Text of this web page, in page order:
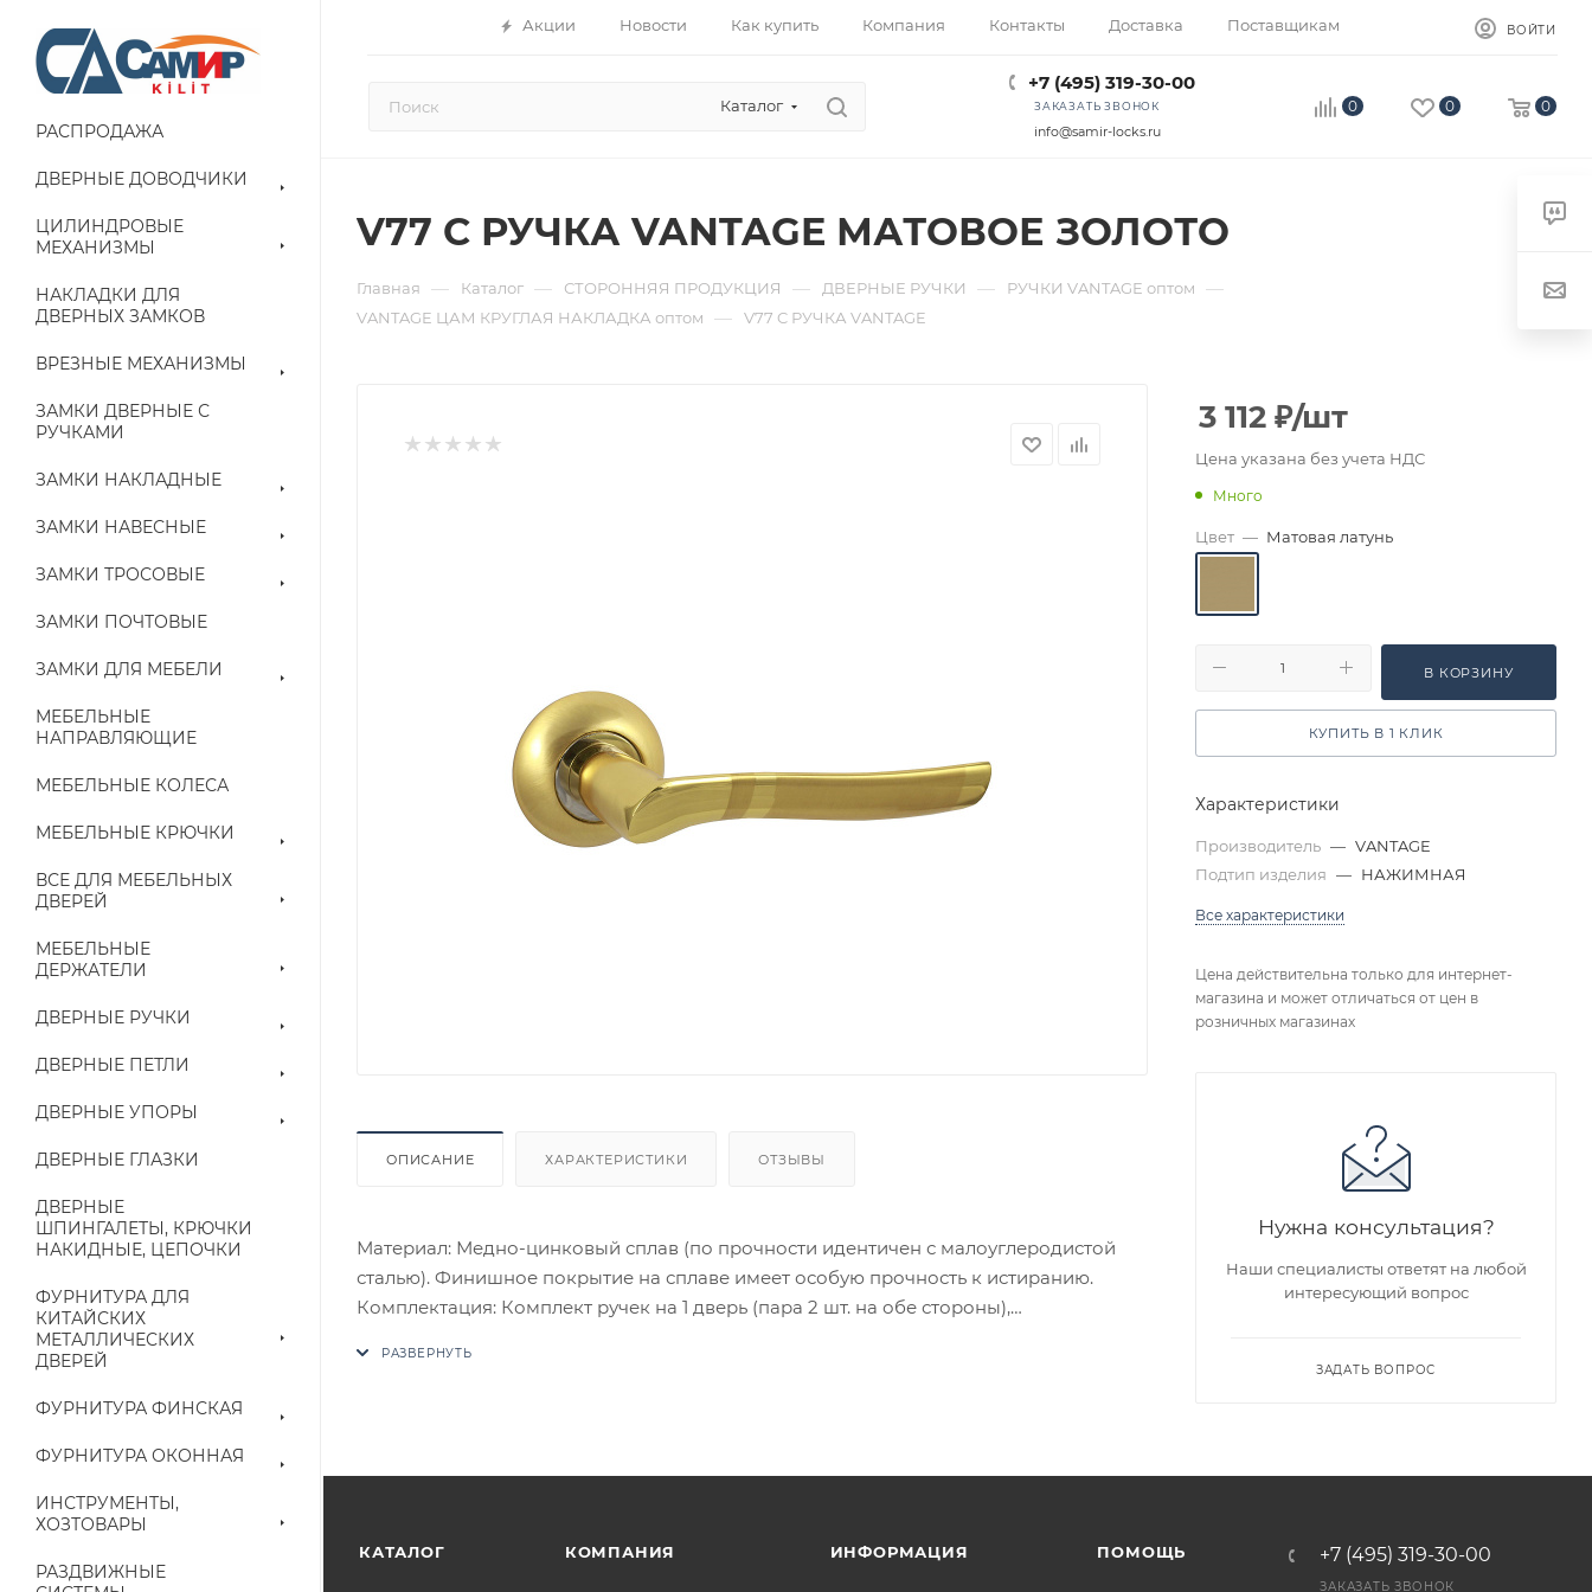
Акции Новости Как купить Компания Контакты Доставка Поставщикам ВОЙТИ
Каталог
+7 (495) 319-30-00
ЗАКАЗАТЬ ЗВОНОК
info@samir-locks.ru
0 0 0
РАСПРОДАЖА
ДВЕРНЫЕ ДОВОДЧИКИ
ЦИЛИНДРОВЫЕ
МЕХАНИЗМЫ
НАКЛАДКИ ДЛЯ
ДВЕРНЫХ ЗАМКОВ
ВРЕЗНЫЕ МЕХАНИЗМЫ
ЗАМКИ ДВЕРНЫЕ С
РУЧКАМИ
ЗАМКИ НАКЛАДНЫЕ
ЗАМКИ НАВЕСНЫЕ
ЗАМКИ ТРОСОВЫЕ
ЗАМКИ ПОЧТОВЫЕ
ЗАМКИ ДЛЯ МЕБЕЛИ
МЕБЕЛЬНЫЕ
НАПРАВЛЯЮЩИЕ
МЕБЕЛЬНЫЕ КОЛЕСА
МЕБЕЛЬНЫЕ КРЮЧКИ
ВСЕ ДЛЯ МЕБЕЛЬНЫХ
ДВЕРЕЙ
МЕБЕЛЬНЫЕ
ДЕРЖАТЕЛИ
ДВЕРНЫЕ РУЧКИ
ДВЕРНЫЕ ПЕТЛИ
ДВЕРНЫЕ УПОРЫ
ДВЕРНЫЕ ГЛАЗКИ
ДВЕРНЫЕ
ШПИНГАЛЕТЫ, КРЮЧКИ
НАКИДНЫЕ, ЦЕПОЧКИ
ФУРНИТУРА ДЛЯ
КИТАЙСКИХ
МЕТАЛЛИЧЕСКИХ
ДВЕРЕЙ
ФУРНИТУРА ФИНСКАЯ
ФУРНИТУРА ОКОННАЯ
ИНСТРУМЕНТЫ,
ХОЗТОВАРЫ
РАЗДВИЖНЫЕ
V77 C РУЧКА VANTAGE МАТОВОЕ ЗОЛОТО
Главная — Каталог — СТОРОННЯЯ ПРОДУКЦИЯ — ДВЕРНЫЕ РУЧКИ — РУЧКИ VANTAGE оптом —
VANTAGE ЦАМ КРУГЛАЯ НАКЛАДКА оптом — V77 C РУЧКА VANTAGE
ОПИСАНИЕ ХАРАКТЕРИСТИКИ ОТЗЫВЫ
Материал: Медно-цинковый сплав (по прочности идентичен с малоуглеродистой
сталью). Финишное покрытие на сплаве имеет особую прочность к истиранию.
Комплектация: Комплект ручек на 1 дверь (пара 2 шт. на обе стороны),
3 112 ₽/шт
Цена указана без учета НДС
Много
Цвет — Матовая латунь
В КОРЗИНУ
КУПИТЬ В 1 КЛИК
Характеристики
Производитель — VANTAGE
Подтип изделия — НАЖИМНАЯ
Все характеристики
Цена действительна только для интернет-
магазина и может отличаться от цен в
розничных магазинах
Нужна консультация?
Наши специалисты ответят на любой
интересующий вопрос
ЗАДАТЬ ВОПРОС
КАТАЛОГ КОМПАНИЯ ИНФОРМАЦИЯ ПОМОЩЬ +7 (495) 319-30-00
ЗАКАЗАТЬ ЗВОНОК